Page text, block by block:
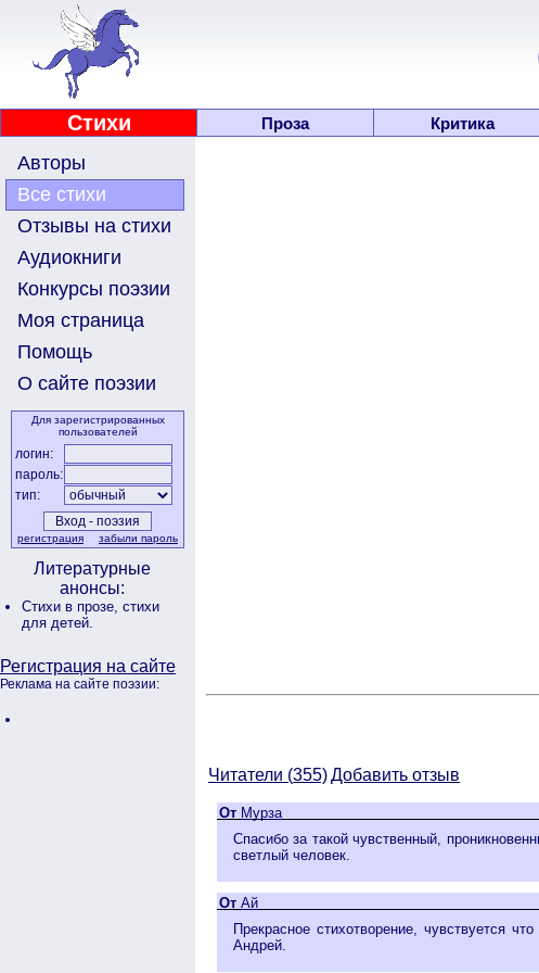
Стихи Проза Критика
Авторы
Все стихи
Отзывы на стихи
Аудиокниги
Конкурсы поэзии
Моя страница
Помощь
О сайте поэзии
Для зарегистрированных
пользователей
логин:
пароль:
тип:
регистрация забыли пароль
Литературные
анонсы:
Стихи в прозе, стихи
для детей.
Регистрация на сайте
Реклама на сайте поэзии:
Читатели (355)Добавить отзыв
От Мурза
Спасибо за такой чувственный,
светлый человек.
От Ай
Прекрасное стихотворение, чувствуется
Андрей.